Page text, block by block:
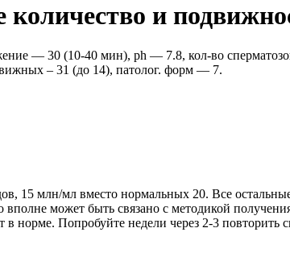
и
— 30 (10-40 мин), ph — 7.8, кол-во
– 31 (до 14), патолог. форм — 7.
15 млн/мл вместо нормальных 20. Все
может быть связано с методикой получения
норме. Попробуйте недели через 2-3 повторить